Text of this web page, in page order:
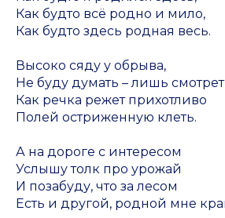
Как будто всё родно и мило,
Как будто здесь родная весь.
Высоко сяду у обрыва,
Не буду думать – лишь
Как речка режет прихотливо
Полей остриженную клеть.
А на дороге с интересом
Услышу толк про урожай
И позабуду, что за лесом
Есть и другой, родной мне